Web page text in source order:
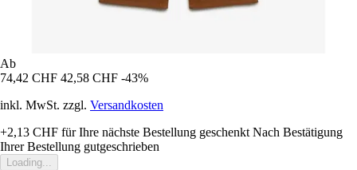
Ab
74,42 CHF 42,58 CHF -43%
inkl. MwSt. zzgl. Versandkosten
+2,13 CHF für Ihre nächste Bestellung geschenkt Nach Bestätigung
Ihrer Bestellung gutgeschrieben
Loading...